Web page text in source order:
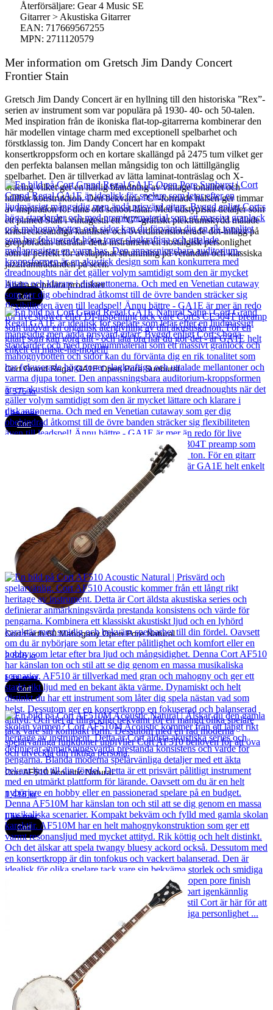
Återförsäljare: Gear 4 Music SE
Gitarrer > Akustiska Gitarrer
EAN: 717669567255
MPN: 2711120579
Mer information om Gretsch Jim Dandy Concert
Frontier Stain
Gretsch Jim Dandy Concert är en hyllning till den historiska ”Rex”-
serien av instrument som var populära på 1930- 40- och 50-talen.
Med inspiration från de ikoniska flat-top-gitarrerna kombinerar den
här modellen vintage charm med exceptionell spelbarhet och
förstklassig ton. Jim Dandy Concert har en kompakt
konsertkroppsform och en kortare skallängd på 2475 tum vilket ger
den perfekta balansen mellan mångsidig ton och lättillgänglig
spelbarhet. Den är tillverkad av lätta laminat-tonträslag och X-
bracing vilket ger en härlig blandning av vintage tonalitet och
hållbar konstruktion. Den bekväma ”C”-formade halsen ger timmar
av inspiration för dina old school-låtar. Med tidstypiska detaljer som
ett pinned Stall i vintagestil ett ”G”-grafiskt plektrumskydd målade
kritstrecksrandiga kantlister och överdimensionerade dot-inlägg på
greppbrädan utstrålar detta instrument en nostalgisk personlighet
som är perfekt för avslappnat strumming på verandan och klassiska
jazzframträdanden på scen.
Andra populära produkter
Cort
Cort Grand Regal GA1E Open Pore Sunburst
3 575kr
Läs mer
Cort
Cort Grand Regal GA1E Natural Satin
Läs mer
Cort
Cort Earth 60 Mahogany Open Pore Natural
2 846kr
Läs mer
Cort
Cort AF510 Acoustic Natural
1 416kr
Läs mer
Cort
Cort AF510M Acoustic Natural
Läs mer
Epiphone